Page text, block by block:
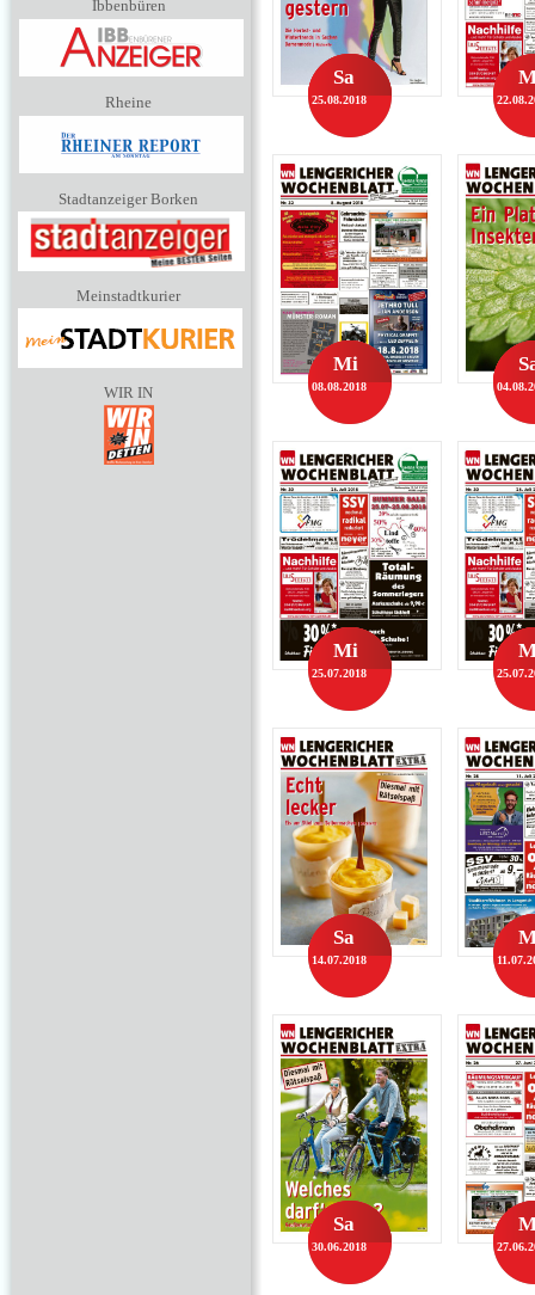
Ibbenbüren
Rheine
Stadtanzeiger Borken
Meinstadtkurier
WIR IN
Sa
25.08.2018
Mi
08.08.2018
Mi
25.07.2018
Sa
14.07.2018
Sa
30.06.2018